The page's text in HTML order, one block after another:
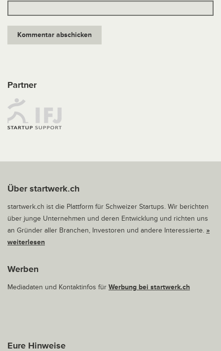
Partner
Über startwerk.ch
startwerk.ch ist die Plattform für Schweizer Startups. Wir berichten
über junge Unternehmen und deren Entwicklung und richten uns
an Gründer aller Branchen, Investoren und andere Interessierte. »
weiterlesen
Werben
Mediadaten und Kontaktinfos für Werbung bei startwerk.ch
Eure Hinweise